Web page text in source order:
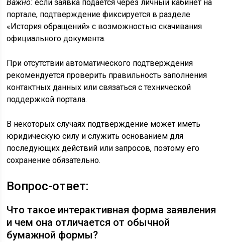
Важно: если заявка подается через личный кабинет на
портале, подтверждение фиксируется в разделе
«История обращений» с возможностью скачивания
официального документа.
При отсутствии автоматического подтверждения
рекомендуется проверить правильность заполнения
контактных данных или связаться с технической
поддержкой портала.
В некоторых случаях подтверждение может иметь
юридическую силу и служить основанием для
последующих действий или запросов, поэтому его
сохранение обязательно.
Вопрос-ответ:
Что такое интерактивная форма заявления
и чем она отличается от обычной
бумажной формы?